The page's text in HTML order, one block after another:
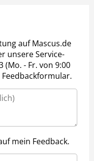
auf Mascus.de
unsere Service-
(Mo. - Fr. von 9:00
mein Feedback.